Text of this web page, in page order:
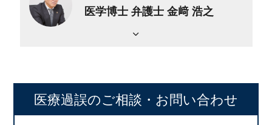
医学博士 弁護士 金﨑 浩之
医療過誤のご相談 ・お問い合わせ